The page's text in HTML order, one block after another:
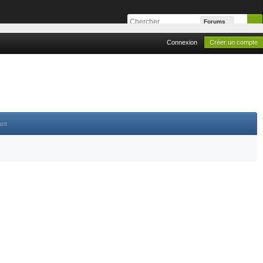
Forums
Connexion Créer un compte